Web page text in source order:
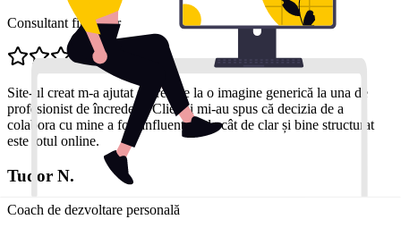
Consultant financiar
Site-ul creat m-a ajutat să trec de la o imagine generică la una de
profesionist de încredere. Clienții mi-au spus că decizia de a
colabora cu mine a fost influențată de cât de clar și bine structurat
este totul online.
Tudor N.
Coach de dezvoltare personală